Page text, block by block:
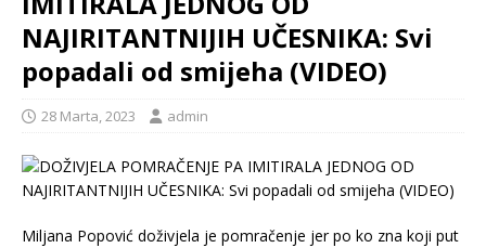
NAJIRITANTNIJIH UČESNIKA: Svi
popadali od smijeha (VIDEO)
28 Marta, 2023 admin
Miljana Popović doživjela je pomračenje jer po ko zna koji put